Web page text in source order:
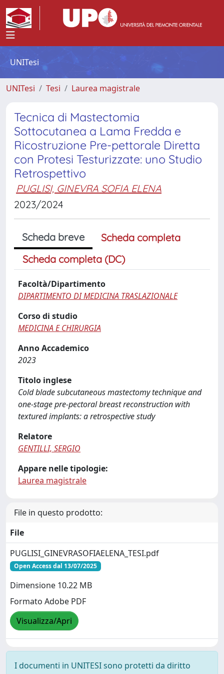
UNITesi
UNITesi Tesi Laurea magistrale
Tecnica di Mastectomia
Sottocutanea a Lama Fredda e
Ricostruzione Pre-pettorale Diretta
con Protesi Testurizzate: uno Studio
Retrospettivo
PUGLISI, GINEVRA SOFIA ELENA
2023/2024
Scheda breve
Scheda completa
Scheda completa (DC)
Facoltà/Dipartimento
DIPARTIMENTO DI MEDICINA TRASLAZIONALE
Corso di studio
MEDICINA E CHIRURGIA
Anno Accademico
2023
Titolo inglese
Cold blade subcutaneous mastectomy technique and
one-stage pre-pectoral breast reconstruction with
textured implants: a retrospective study
Relatore
GENTILLI, SERGIO
Appare nelle tipologie:
Laurea magistrale
File in questo prodotto:
File
PUGLISI_GINEVRASOFIAELENA_TESI.pdf
Open Access dal 13/07/2025
Dimensione 10.22 MB
Formato Adobe PDF
Visualizza/Apri
I documenti in UNITESI sono protetti da diritto